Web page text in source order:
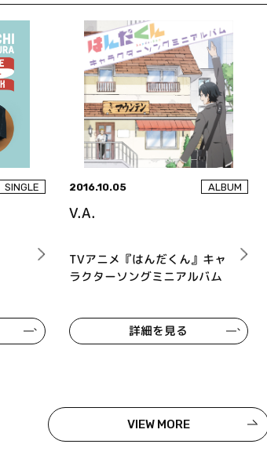
SINGLE 2016.10.05 ALBUM
V.A.
TVアニメ『はんだくん』キャ
ラクターソングミニアルバム
詳細を見る
VIEW MORE